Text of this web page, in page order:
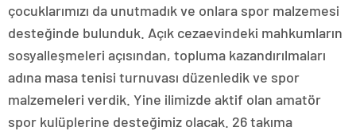
çocuklarımızı da unutmadık ve onlara spor malzemesi
desteğinde bulunduk. Açık cezaevindeki mahkumların
sosyalleşmeleri açısından, topluma kazandırılmaları
adına masa tenisi turnuvası düzenledik ve spor
malzemeleri verdik. Yine ilimizde aktif olan amatör
spor kulüplerine desteğimiz olacak. 26 takıma